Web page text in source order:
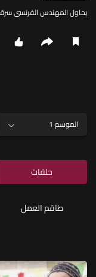
يحاول المهندس الفرنسي
الموسم 1
حلقات
طاقم العمل